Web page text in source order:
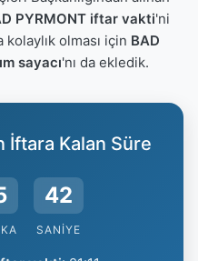
PYRMONT iftar vakti'ni
kolaylık olması için BAD
sayacı'nı da ekledik.
İftara Kalan Süre
41
SANIYE